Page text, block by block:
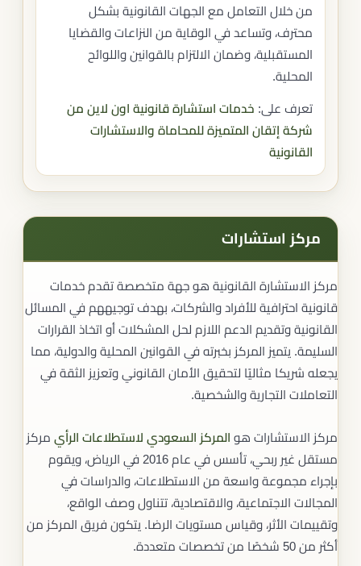
من خلال التعامل مع الجهات القانونية بشكل
محترف، وتساعد في الوقاية من النزاعات والقضايا
المستقبلية، وضمان الالتزام بالقوانين واللوائح
المحلية.
تعرف على: خدمات استشارة قانونية اون لاين من
شركة إتقان المتميزة للمحاماة والاستشارات
القانونية
مركز استشارات
مركز الاستشارة القانونية هو جهة متخصصة تقدم خدمات
قانونية احترافية للأفراد والشركات، بهدف توجيههم في المسائل
القانونية وتقديم الدعم اللازم لحل المشكلات أو اتخاذ القرارات
السليمة. يتميز المركز بخبرته في القوانين المحلية والدولية، مما
يجعله شريكا مثاليًا لتحقيق الأمان القانوني وتعزيز الثقة في
التعاملات التجارية والشخصية.
مركز الاستشارات هو المركز السعودي لاستطلاعات الرأي مركز
مستقل غير ربحي، تأسس في عام 2016 في الرياض، ويقوم
بإجراء مجموعة واسعة من الاستطلاعات، والدراسات في
المجالات الاجتماعية، والاقتصادية، تتناول وصف الواقع،
وتقييمات الأثر، وقياس مستويات الرضا. يتكون فريق المركز من
أكثر من 50 شخصًا من تخصصات متعددة.